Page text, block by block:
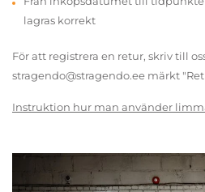
lagras korrekt
För att registrera en retur, skriv till
stragendo@stragendo.ee märkt
Instruktion hur man använder